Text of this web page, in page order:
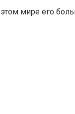
мире его